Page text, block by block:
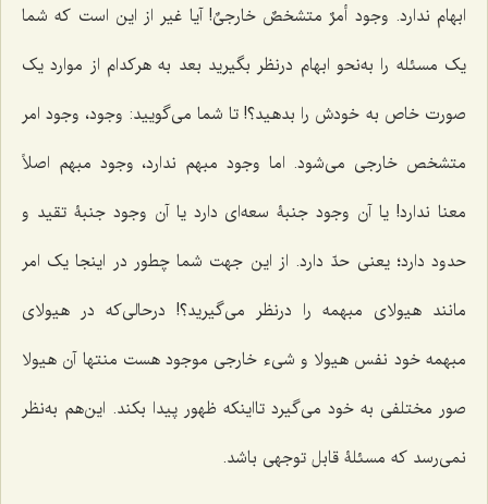
ابهام ندارد. وجود أمرٌ متشخصٌ خارجیٌ! آیا غیر از این است که شما
یک مسئله را به‌نحو ابهام درنظر بگیرید بعد به هرکدام از موارد یک
صورت خاص به خودش را بدهید؟! تا شما می‌گویید: وجود، وجود امر
متشخص خارجی می‌شود. اما وجود مبهم ندارد، وجود مبهم اصلاً
معنا ندارد! یا آن وجود جنبۀ سعه‌ای دارد یا آن وجود جنبۀ تقید و
حدود دارد؛ یعنی حدّ دارد. از این جهت شما چطور در اینجا یک امر
مانند هیولای مبهمه را درنظر می‌گیرید؟! درحالی‌که در هیولای
مبهمه خود نفس هیولا و شیء خارجی موجود هست منتها آن هیولا
صور مختلفی به خود می‌گیرد تااینکه ظهور پیدا بکند. این‌هم به‌نظر
نمی‌رسد که مسئلۀ قابل توجهی باشد.